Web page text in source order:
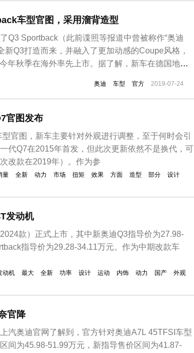
车型官图，采用溜背造型
Q3 Sportback（此前谍照等报道中曾被称作“奥迪
新Q3打造而来，并融入了更加动感的Coupe风格，
年秋季在海外率先上市。据了解，新车在德国地区
奥迪 车型 官方 2019-07-24
官图发布
官图，新车主要针对外观进行调整，至于何时会引
代Q7在2015年首发，但此次更新依然不是换代，可
改款在2019年）。作为参
量 全新 动力 市场 扭矩 效果 方面 造型 部分
设计
发动机
款）正式上市，其中新奥迪Q3指导价为27.98-
指导价为29.28-34.11万元。作为中期改款车
动机 最大 全新 功率 设计 运动 内饰 动力 国产
外观
官降
汽奥迪官网了解到，官方针对奥迪A7L 45TFSI车型
间为45.98-51.99万元，新指导售价区间为41.87-